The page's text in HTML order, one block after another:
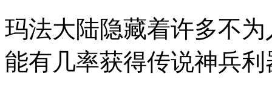
玛法大陆隐藏着许多不
能有几率获得传说神兵利